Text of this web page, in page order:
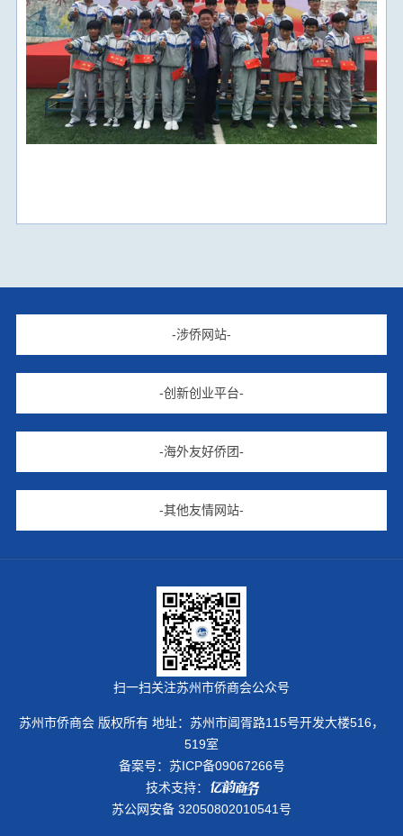
-涉侨网站-
-创新创业平台-
-海外友好侨团-
-其他友情网站-
扫一扫关注苏州市侨商会公众号
苏州市侨商会 版权所有 地址：苏州市阊胥路115号开发大楼516，
519室
备案号： 苏ICP备09067266号
技术支持：
苏公网安备 32050802010541号